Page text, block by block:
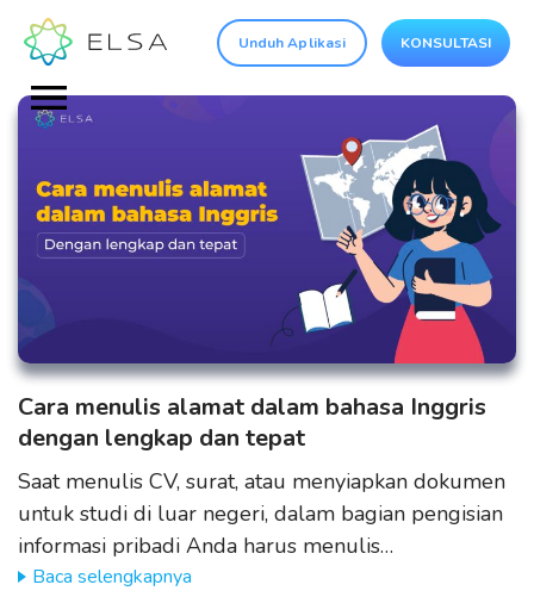
Unduh Aplikasi KONSULTASI
Cara menulis alamat dalam bahasa Inggris
dengan lengkap dan tepat
Saat menulis CV, surat, atau menyiapkan dokumen
untuk studi di luar negeri, dalam bagian pengisian
informasi pribadi Anda harus menulis…
Baca selengkapnya